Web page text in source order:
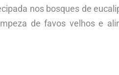
nos bosques de
de favos velhos e